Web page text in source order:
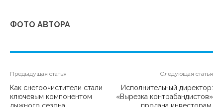
ФОТО АВТОРА
Предыдущая статья
Как снегоочистители стали
ключевым компонентом
Следующая статья
Исполнительный директор:
«Вырезка контрабандистов»